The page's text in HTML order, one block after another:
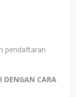
pendaftaran
DENGAN CARA